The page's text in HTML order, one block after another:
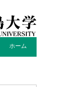
ホーム